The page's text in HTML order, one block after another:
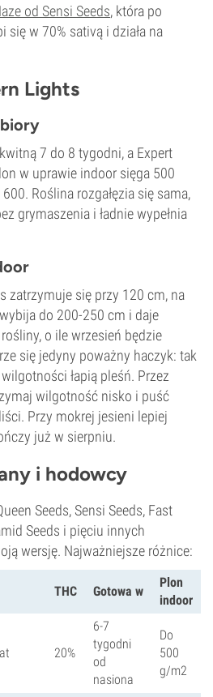
od Sensi Seeds, która po
się w 70% sativą i działa na
Lights
7 do 8 tygodni, a Expert
w uprawie indoor sięga 500
Roślina rozgałęzia się sama,
grymaszenia i ładnie wypełnia
zatrzymuje się przy 120 cm, na
do 200-250 cm i daje
o ile wrzesień będzie
się jedyny poważny haczyk: tak
łapią pleśń. Przez
wilgotność nisko i puść
Przy mokrej jesieni lepiej
już w sierpniu.
i hodowcy
Seeds, Sensi Seeds, Fast
Seeds i pięciu innych
wersję. Najważniejsze różnice:
THC Gotowa w
Plon
indoor
20%
6-7
tygodni
od
nasiona
Do
500
g/m2